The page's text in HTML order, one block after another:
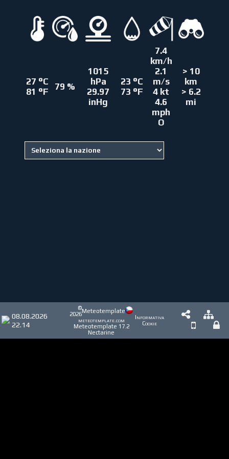
27 °C
81 °F
79 %
1015
hPa
29.97
inHg
23 °C
73 °F
7.4
km/h
2.1
m/s
4 kt
4.6
mph
O
> 10
km
> 6.2
mi
08.08.2026
22.14
©
2026Meteotemplate
meteotemplate.com
Meteotemplate 17.2
Nectarine
Informativa
Cookie